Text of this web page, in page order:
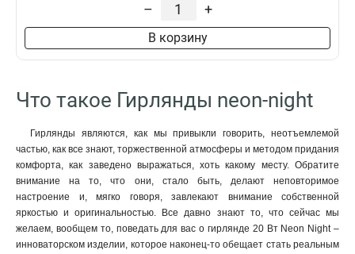
– +
В корзину
Что такое Гирлянды neon-night
Гирлянды являются, как мы привыкли говорить, неотъемлемой
частью, как все знают, торжественной атмосферы и методом придания
комфорта, как заведено выражаться, хоть какому месту. Обратите
внимание на то, что они, стало быть, делают неповторимое
настроение и, мягко говоря, завлекают внимание собственной
яркостью и оригинальностью. Все давно знают то, что сейчас мы
желаем, вообщем то, поведать для вас о гирлянде 20 Вт Neon Night –
инноваторском изделии, которое наконец-то обещает стать реальным